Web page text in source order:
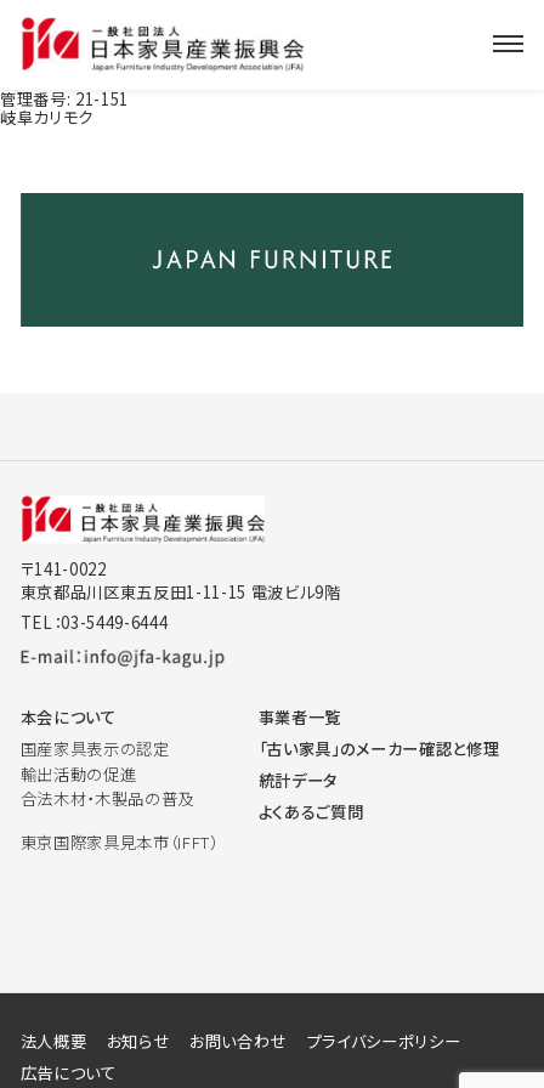
管理番号: 21-151
岐阜カリモク
〒141-0022
東京都品川区東五反田1-11-15 電波ビル9階
TEL：03-5449-6444
本会について
国産家具表示の認定
輸出活動の促進
合法木材・木製品の普及
東京国際家具見本市（IFFT）
事業者一覧
「古い家具」のメーカー確認と修理
統計データ
よくあるご質問
法人概要 お知らせ お問い合わせ
プライバシーポリシー
広告について